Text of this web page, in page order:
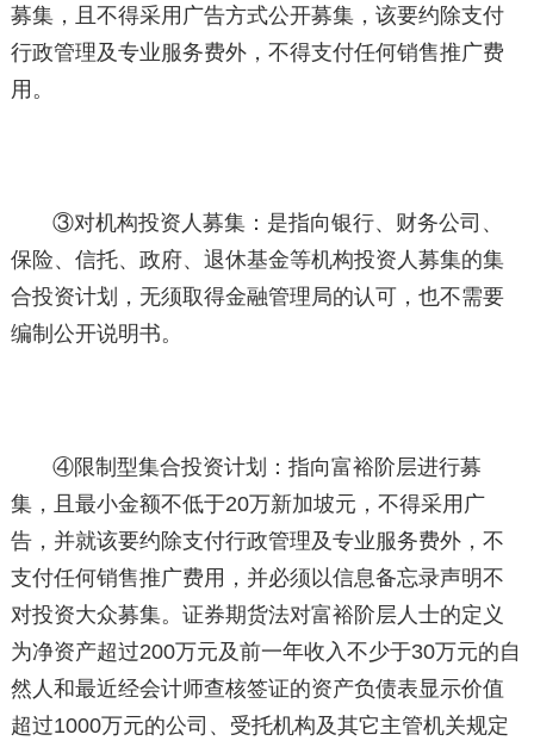
募集，且不得采用广告方式公开募集，该要约除支付
行政管理及专业服务费外，不得支付任何销售推广费
用。
③对机构投资人募集：是指向银行、财务公司、
保险、信托、政府、退休基金等机构投资人募集的集
合投资计划，无须取得金融管理局的认可，也不需要
编制公开说明书。
④限制型集合投资计划：指向富裕阶层进行募
集，且最小金额不低于20万新加坡元，不得采用广
告，并就该要约除支付行政管理及专业服务费外，不
支付任何销售推广费用，并必须以信息备忘录声明不
对投资大众募集。证券期货法对富裕阶层人士的定义
为净资产超过200万元及前一年收入不少于30万元的自
然人和最近经会计师查核签证的资产负债表显示价值
超过1000万元的公司、受托机构及其它主管机关规定